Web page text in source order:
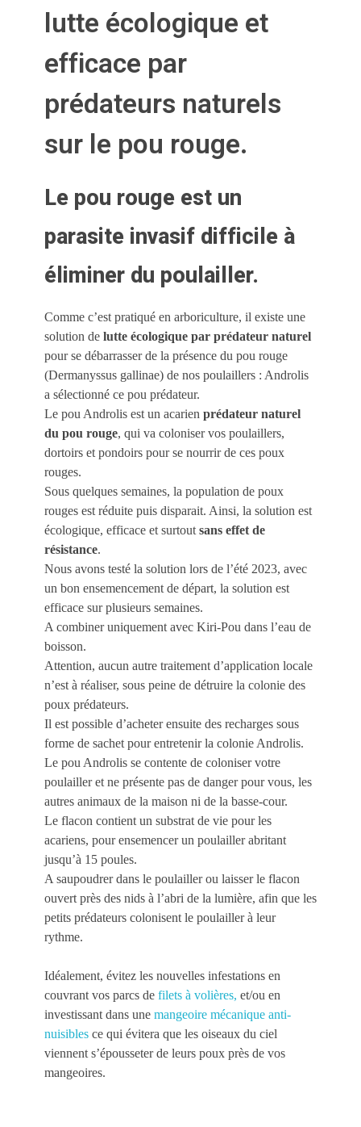
lutte écologique et
efficace par
prédateurs naturels
sur le pou rouge.
Le pou rouge est un
parasite invasif difficile à
éliminer du poulailler.
Comme c’est pratiqué en arboriculture, il existe une
solution de lutte écologique par prédateur naturel
pour se débarrasser de la présence du pou rouge
(Dermanyssus gallinae) de nos poulaillers : Androlis
a sélectionné ce pou prédateur.
Le pou Androlis est un acarien prédateur naturel
du pou rouge, qui va coloniser vos poulaillers,
dortoirs et pondoirs pour se nourrir de ces poux
rouges.
Sous quelques semaines, la population de poux
rouges est réduite puis disparait. Ainsi, la solution est
écologique, efficace et surtout sans effet de
résistance.
Nous avons testé la solution lors de l’été 2023, avec
un bon ensemencement de départ, la solution est
efficace sur plusieurs semaines.
A combiner uniquement avec Kiri-Pou dans l’eau de
boisson.
Attention, aucun autre traitement d’application locale
n’est à réaliser, sous peine de détruire la colonie des
poux prédateurs.
Il est possible d’acheter ensuite des recharges sous
forme de sachet pour entretenir la colonie Androlis.
Le pou Androlis se contente de coloniser votre
poulailler et ne présente pas de danger pour vous, les
autres animaux de la maison ni de la basse-cour.
Le flacon contient un substrat de vie pour les
acariens, pour ensemencer un poulailler abritant
jusqu’à 15 poules.
A saupoudrer dans le poulailler ou laisser le flacon
ouvert près des nids à l’abri de la lumière, afin que les
petits prédateurs colonisent le poulailler à leur
rythme.
Idéalement, évitez les nouvelles infestations en
couvrant vos parcs de filets à volières, et/ou en
investissant dans une mangeoire mécanique anti-
nuisibles ce qui évitera que les oiseaux du ciel
viennent s’épousseter de leurs poux près de vos
mangeoires.